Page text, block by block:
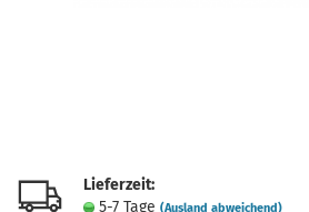
Lieferzeit:
5-7 Tage (Ausland abweichend)